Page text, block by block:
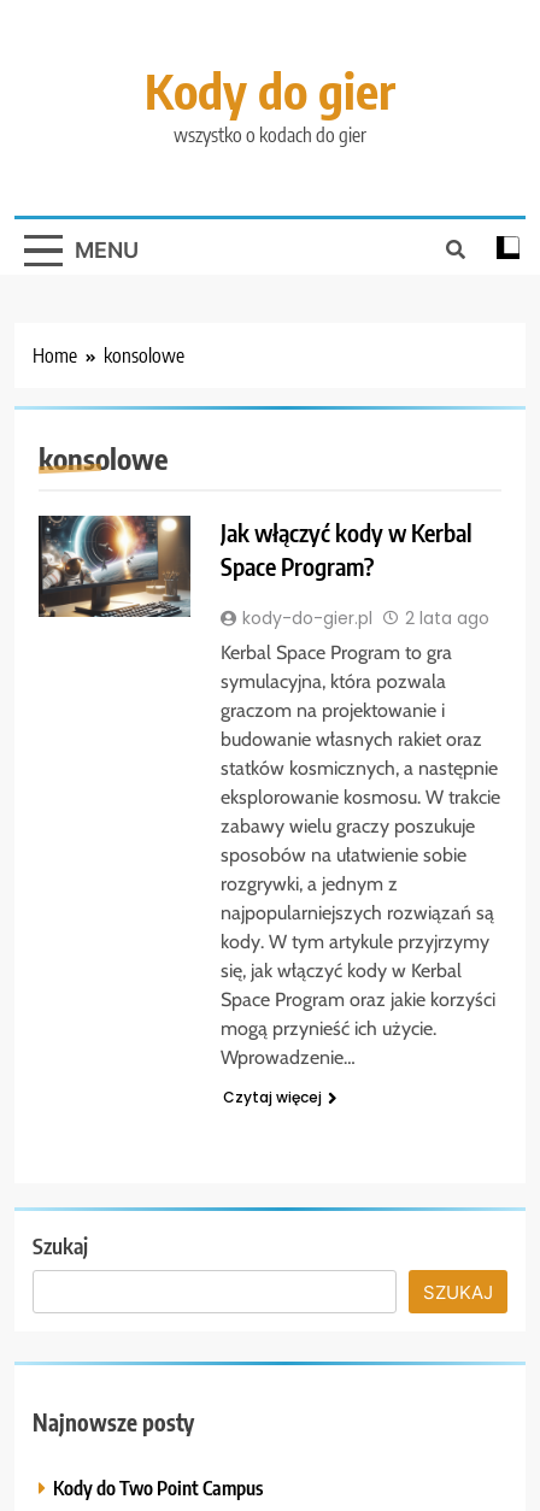
Kody do gier
wszystko o kodach do gier
MENU
Home konsolowe
konsolowe
Jak włączyć kody w Kerbal
Space Program?
kody-do-gier.pl 2 lata ago
Kerbal Space Program to gra
symulacyjna, która pozwala
graczom na projektowanie i
budowanie własnych rakiet oraz
statków kosmicznych, a następnie
eksplorowanie kosmosu. W trakcie
zabawy wielu graczy poszukuje
sposobów na ułatwienie sobie
rozgrywki, a jednym z
najpopularniejszych rozwiązań są
kody. W tym artykule przyjrzymy
się, jak włączyć kody w Kerbal
Space Program oraz jakie korzyści
mogą przynieść ich użycie.
Wprowadzenie…
Czytaj więcej
Szukaj
SZUKAJ
Najnowsze posty
Kody do Two Point Campus